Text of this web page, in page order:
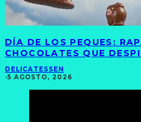
DÍA DE LOS PEQUES:
CHOCOLATES QUE
DELICATESSEN
·5 AGOSTO, 2026